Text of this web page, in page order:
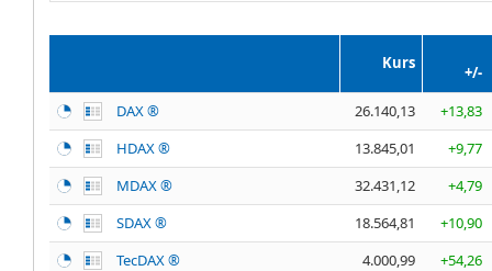
Kurs
+/-
DAX ®
26.140,13
+13,83
HDAX ®
13.845,01
+9,77
MDAX ®
32.431,12
+4,79
SDAX ®
18.564,81
+10,90
TecDAX ®
4.000,99
+54,26